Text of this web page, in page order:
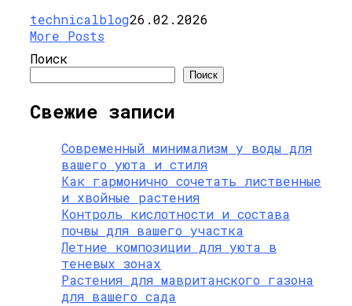
technicalblog26.02.2026
More Posts
Поиск
Поиск
Свежие записи
Современный минимализм у воды для
вашего уюта и стиля
Как гармонично сочетать лиственные
и хвойные растения
Контроль кислотности и состава
почвы для вашего участка
Летние композиции для уюта в
теневых зонах
Растения для мавританского газона
для вашего сада